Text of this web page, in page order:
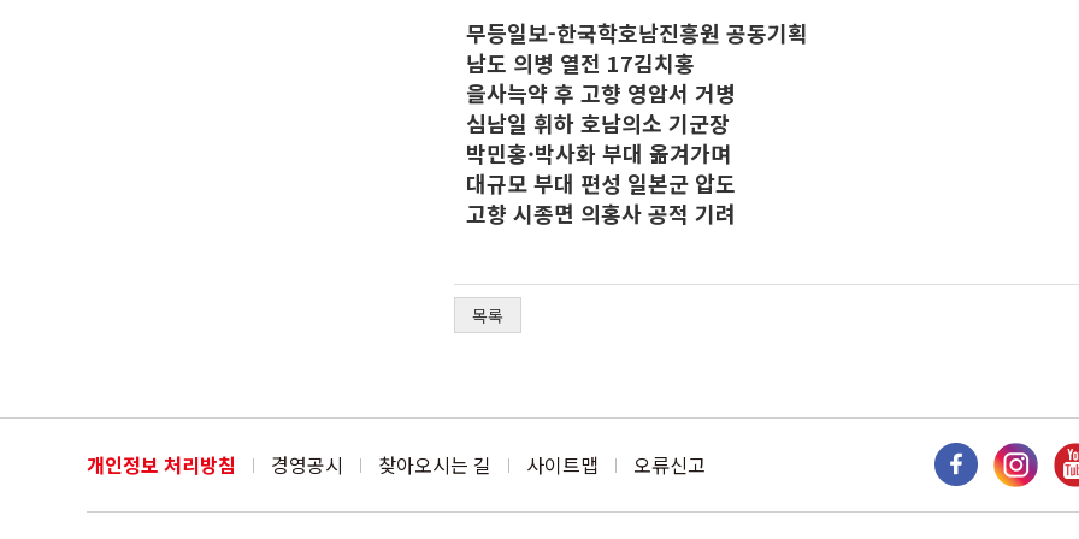
무등일보-한국학호남진흥원 공동기획
남도 의병 열전 17김치홍
을사늑약 후 고향 영암서 거병
심남일 휘하 호남의소 기군장
박민홍·박사화 부대 옮겨가며
대규모 부대 편성 일본군 압도
고향 시종면 의홍사 공적 기려
목록
개인정보 처리방침 경영공시 찾아오시는 길 사이트맵 오류신고